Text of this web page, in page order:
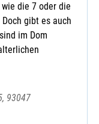
die 7 oder die
gibt es auch
im Dom
93047